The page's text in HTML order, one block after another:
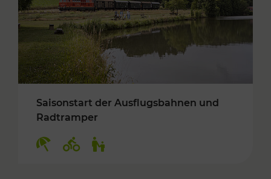
Saisonstart der Ausflugsbahnen und
Radtramper